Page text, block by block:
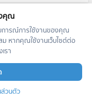
ราชเทวี ถนน
✅ ทักไลน์
อาชีพ ✅ UPDATE !
2 ชั้น10
08/2026 7:31:00
คุณ
ารณ์การใช้งานของคุณ
สม หากคุณใช้งานเว็บไซต์ต่อ
รา
วนตัว